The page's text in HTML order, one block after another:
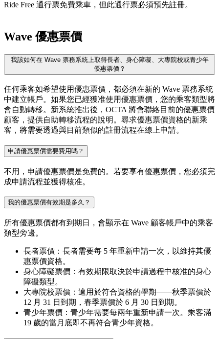
Ride Free 通行票免費乘車，但此通行票必須預先註冊。
Wave 優惠票價
我該如何在 Wave 票務系統上取得長者、身心障礙、大專院校或青少年
優惠票價？
任何乘客如希望使用優惠票價，都必須在新的 Wave 票務系統
中建立帳戶。如果您已經獲准使用優惠票價，您的乘客類型將
會自動轉移。新系統推出後，OCTA 將會聯絡目前的優惠票價
顧客，提供自助轉移流程的說明。尋求優惠票價資格的新乘
客，將需要透過與目前類似的註冊流程在線上申請。
申請優惠票價需要費用嗎？
不用，申請優惠票價是免費的。若要享有優惠票價，您必須完
成申請流程並獲得核准。
我的優惠票價有效期是多久？
所有優惠票價都有到期日，會顯示在 Wave 顧客帳戶中的乘客
類型旁邊。
長者票價：長者需要每 5 年重新申請一次，以維持其優
惠票價資格。
身心障礙票價：有效期限取決於申請過程中核准的身心
障礙類型。
大專院校票價：適用於符合資格的學期——秋季票價於
12 月 31 日到期，春季票價於 6 月 30 日到期。
青少年票價：青少年需要每兩年重新申請一次。乘客滿
19 歲的當月底即不再符合青少年資格。